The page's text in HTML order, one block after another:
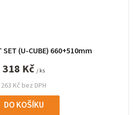
(U-CUBE) 660+510mm
263 Kč bez DPH
318 Kč / ks
DO KOŠÍKU